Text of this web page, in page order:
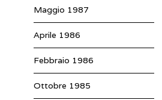
Maggio 1987
Aprile 1986
Febbraio 1986
Ottobre 1985